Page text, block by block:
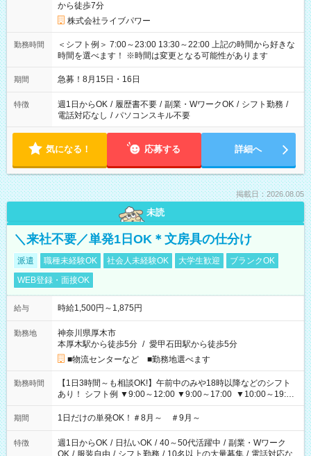
から徒歩7分
株式会社ライブパワー
勤務時間
＜シフト例＞ 7:00～23:00 13:30～22:00 上記の時間から好きな
時間を選べます！ ※時間は変更となる可能性があります
期間 急募！8月15日・16日
特徴 週1日からOK / 履歴書不要 / 副業・WワークOK / シフト勤務 /
電話対応なし / パソコンスキル不要
気になる！ 応募する 詳細へ
掲載日：2026.08.05
未読
＼来社不要／単発1日OK＊文房具の仕分け
派遣 職種未経験OK 社会人未経験OK 大学生歓迎
ブランクOK
WEB登録・面接OK
給与 時給1,500円～1,875円
勤務地
神奈川県厚木市
本厚木駅から徒歩5分 / 愛甲石田駅から徒歩5分
■物流センターなど ■勤務地選べます
勤務時間
【1日3時間～も相談OK!】午前中のみや18時以降などのシフト
あり！ シフト例 ▼9:00～12:00 ▼9:00～17:00 ▼10:00～19:00
▼18:00～21:00
期間 1日だけの単発OK！＃8月～ ＃9月～
特徴 週1日からOK / 日払いOK / 40～50代活躍中 / 副業・Wワーク
OK / 服装自由 / シフト勤務 / 10名以上の大量募集 / 電話対応な